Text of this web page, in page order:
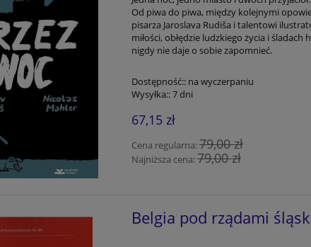
Od piwa do piwa, między kolejnymi
pisarza Jaroslava Rudiša i talentowi
miłości, obłędzie ludzkiego życia i
nigdy nie daje o sobie zapomnieć.
Dostępność:: na wyczerpaniu
Wysyłka::7 dni
67,15 zł
Cena regularna:79,00 zł
Najniższa cena:79,00 zł
Belgia pod rządami